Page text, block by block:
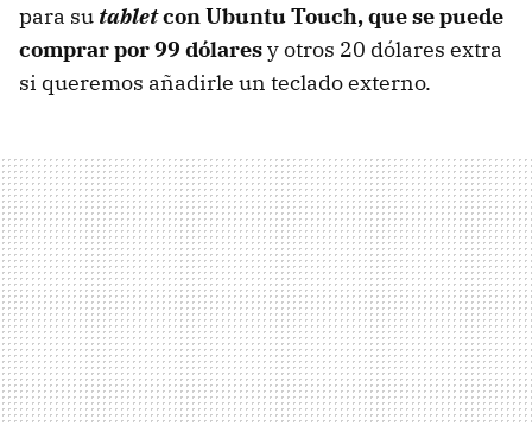
para su tabletcon Ubuntu Touch, que se puede
comprar por 99 dólaresy otros 20 dólares extra
si queremos añadirle un teclado externo.